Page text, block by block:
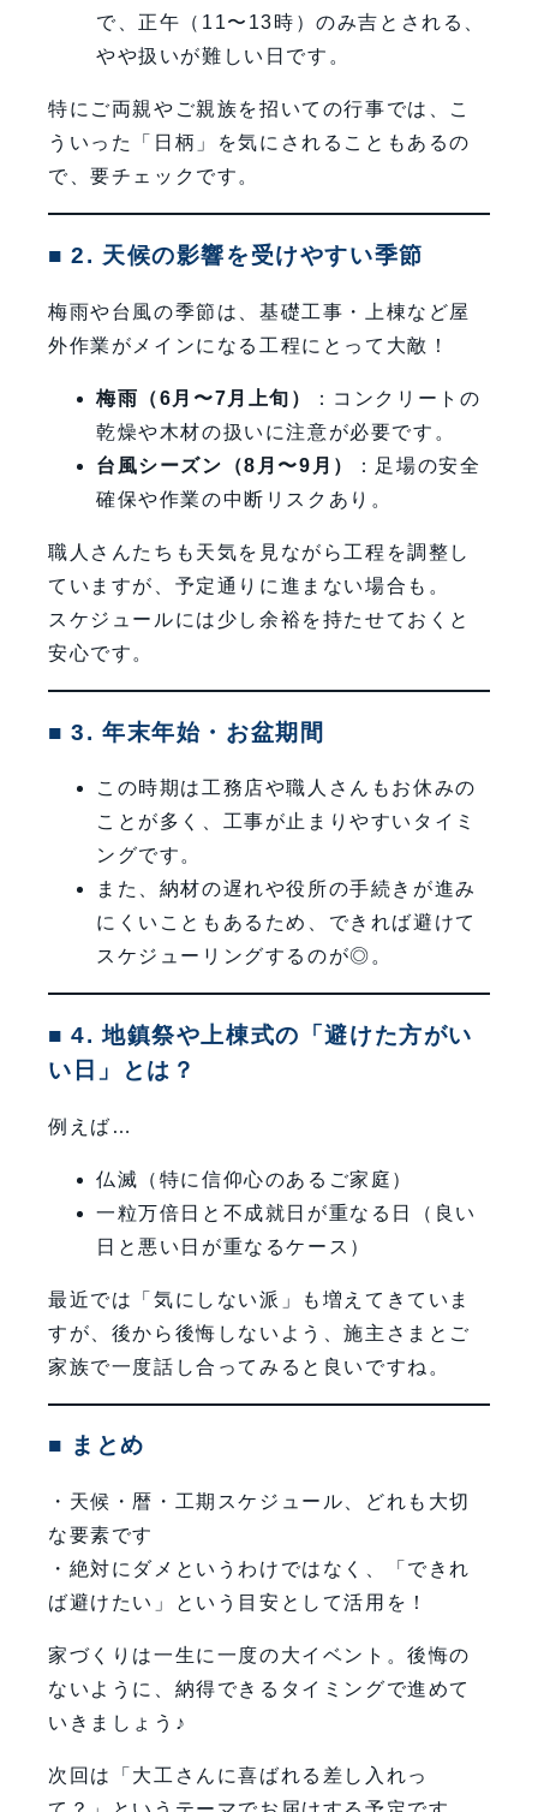
で、正午（11〜13時）のみ吉とされる、
やや扱いが難しい日です。
特にご両親やご親族を招いての行事では、こ
ういった「日柄」を気にされることもあるの
で、要チェックです。
■ 2. 天候の影響を受けやすい季節
梅雨や台風の季節は、基礎工事・上棟など屋
外作業がメインになる工程にとって大敵！
梅雨（6月〜7月上旬）
：コンクリートの
乾燥や木材の扱いに注意が必要です。
台風シーズン（8月〜9月）
：足場の安全
確保や作業の中断リスクあり。
職人さんたちも天気を見ながら工程を調整し
ていますが、予定通りに進まない場合も。
スケジュールには少し余裕を持たせておくと
安心です。
■ 3. 年末年始・お盆期間
この時期は工務店や職人さんもお休みの
ことが多く、工事が止まりやすいタイミ
ングです。
また、納材の遅れや役所の手続きが進み
にくいこともあるため、できれば避けて
スケジューリングするのが◎。
■ 4. 地鎮祭や上棟式の「避けた方がい
い日」とは？
例えば…
仏滅（特に信仰心のあるご家庭）
一粒万倍日と不成就日が重なる日（良い
日と悪い日が重なるケース）
最近では「気にしない派」も増えてきていま
すが、後から後悔しないよう、施主さまとご
家族で一度話し合ってみると良いですね。
■ まとめ
・天候・暦・工期スケジュール、どれも大切
な要素です
・絶対にダメというわけではなく、「できれ
ば避けたい」という目安として活用を！
家づくりは一生に一度の大イベント。後悔の
ないように、納得できるタイミングで進めて
いきましょう♪
次回は「大工さんに喜ばれる差し入れっ